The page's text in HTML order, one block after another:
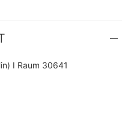
I Raum 30641